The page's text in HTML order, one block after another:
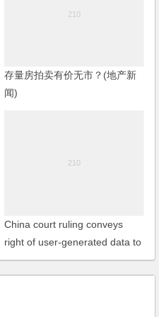
存量房拍卖有价无市？(地产新
闻)
China court ruling conveys
right of user-generated data to
internet firms – analysis